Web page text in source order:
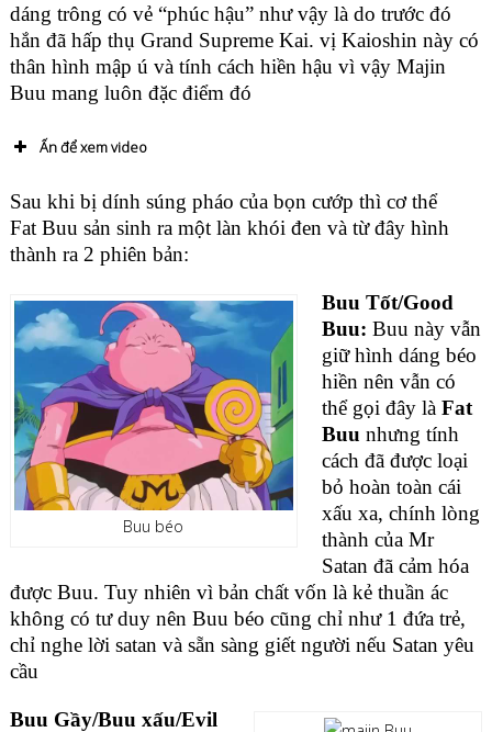
dáng trông có vẻ “phúc hậu” như vậy là do trước đó
hắn đã hấp thụ Grand Supreme Kai. vị Kaioshin này có
thân hình mập ú và tính cách hiền hậu vì vậy Majin
Buu mang luôn đặc điểm đó
Ấn để xem video
Sau khi bị dính súng pháo của bọn cướp thì cơ thể
Fat Buu sản sinh ra một làn khói đen và từ đây hình
thành ra 2 phiên bản:
Buu béo
Buu Tốt/Good
Buu: Buu này vẫn
giữ hình dáng béo
hiền nên vẫn có
thể gọi đây là Fat
Buu nhưng tính
cách đã được loại
bỏ hoàn toàn cái
xấu xa, chính lòng
thành của Mr
Satan đã cảm hóa
được Buu. Tuy nhiên vì bản chất vốn là kẻ thuần ác
không có tư duy nên Buu béo cũng chỉ như 1 đứa trẻ,
chỉ nghe lời satan và sẵn sàng giết người nếu Satan yêu
cầu
Buu Gầy/Buu xấu/Evil